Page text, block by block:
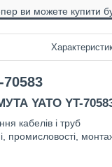
ви можете купити
YATO YT-
кабелів і труб
промисловості,